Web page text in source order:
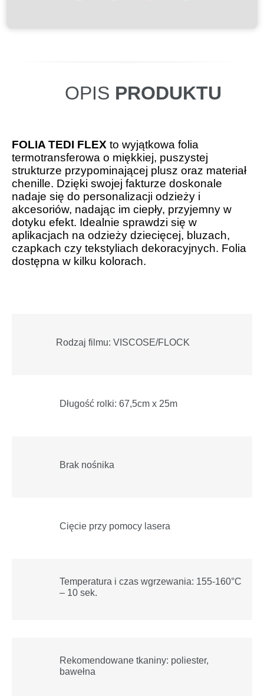
OPIS PRODUKTU
FOLIA TEDI FLEX to wyjątkowa folia
termotransferowa o miękkiej, puszystej
strukturze przypominającej plusz oraz materiał
chenille. Dzięki swojej fakturze doskonale
nadaje się do personalizacji odzieży i
akcesoriów, nadając im ciepły, przyjemny w
dotyku efekt. Idealnie sprawdzi się w
aplikacjach na odzieży dziecięcej, bluzach,
czapkach czy tekstyliach dekoracyjnych. Folia
dostępna w kilku kolorach.
Rodzaj filmu: VISCOSE/FLOCK
Długość rolki: 67,5cm x 25m
Brak nośnika
Cięcie przy pomocy lasera
Temperatura i czas wgrzewania: 155-160°C
– 10 sek.
Rekomendowane tkaniny: poliester,
bawełna